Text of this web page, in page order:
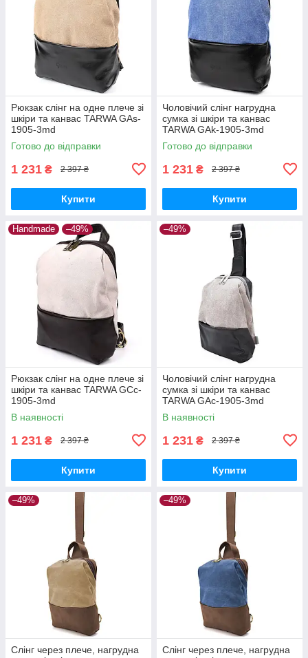
Рюкзак слінг на одне плече зі
шкіри та канвас TARWA GAs-
1905-3md
Готово до відправки
1 231 ₴ 2 397 ₴
Купити
Чоловічий слінг нагрудна
сумка зі шкіри та канвас
TARWA GAk-1905-3md
Готово до відправки
1 231 ₴ 2 397 ₴
Купити
Handmade –49%
Рюкзак слінг на одне плече зі
шкіри та канвас TARWA GCc-
1905-3md
В наявності
1 231 ₴ 2 397 ₴
Купити
–49%
Чоловічий слінг нагрудна
сумка зі шкіри та канвас
TARWA GAc-1905-3md
В наявності
1 231 ₴ 2 397 ₴
Купити
–49%
Слінг через плече, нагрудна
–49%
Слінг через плече, нагрудна